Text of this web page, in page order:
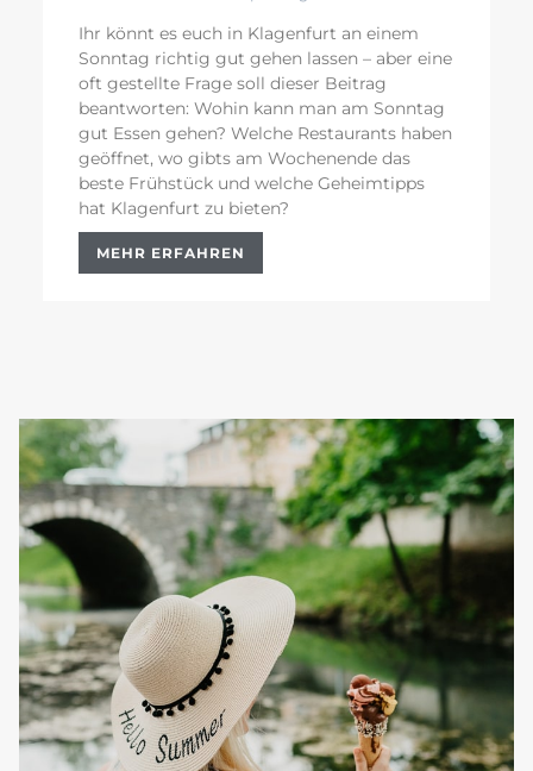
Ihr könnt es euch in Klagenfurt an einem
Sonntag richtig gut gehen lassen – aber eine
oft gestellte Frage soll dieser Beitrag
beantworten: Wohin kann man am Sonntag
gut Essen gehen? Welche Restaurants haben
geöffnet, wo gibts am Wochenende das
beste Frühstück und welche Geheimtipps
hat Klagenfurt zu bieten?
MEHR ERFAHREN